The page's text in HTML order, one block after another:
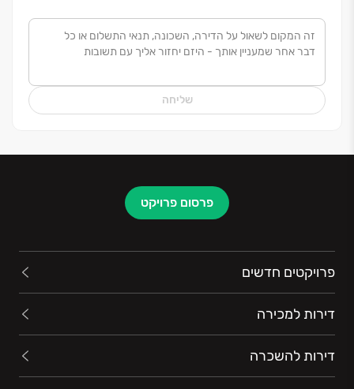
התוצר הסופי ולמגע אישי בכל שלבי התהליך מול הרוכשים
גם לאחר מסירת הבית.
שליחה
פרסום פרויקט
פרויקטים חדשים
דירות למכירה
דירות להשכרה